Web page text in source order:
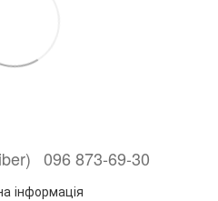
096 873-69-30
інформація